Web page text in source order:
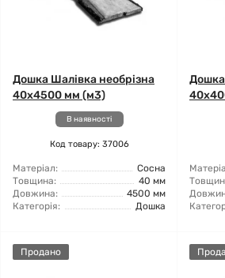
Дошка Шалівка необрізна
40x4500 мм (м3)
В наявності
Код товару: 37006
Матеріал:
Сосна
Товщина:
40 мм
Довжина:
4500 мм
Категорія:
Дошка
Дошка
Продано